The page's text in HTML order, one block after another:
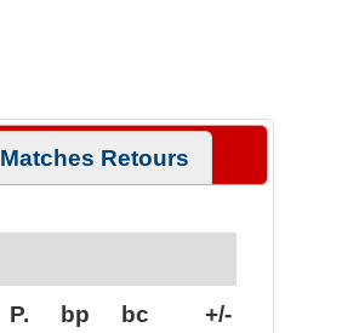
Matches Retours
P. bp bc
+/-